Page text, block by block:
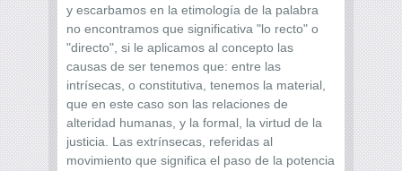
y escarbamos en la etimología de la palabra
no encontramos que significativa "lo recto" o
"directo", si le aplicamos al concepto las
causas de ser tenemos que: entre las
intrísecas, o constitutiva, tenemos la material,
que en este caso son las relaciones de
alteridad humanas, y la formal, la virtud de la
justicia. Las extrínsecas, referidas al
movimiento que significa el paso de la potencia